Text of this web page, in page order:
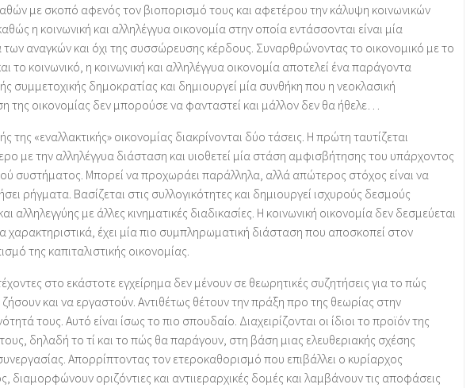
με σκοπό αφενός τον βιοπορισμό τους και αφετέρου την κάλυψη κοινωνικών
η κοινωνική και αλληλέγγυα οικονομία στην οποία εντάσσονται είναι μία
των αναγκών και όχι της συσσώρευσης κέρδους. Συναρθρώνοντας το οικονομικό με το
το κοινωνικό, η κοινωνική και αλληλέγγυα οικονομία αποτελεί ένα παράγοντα
συμμετοχικής δημοκρατίας και δημιουργεί μία συνθήκη που η νεοκλασική
της οικονομίας δεν μπορούσε να φανταστεί και μάλλον δεν θα ήθελε…
της «εναλλακτικής» οικονομίας διακρίνονται δύο τάσεις. Η πρώτη ταυτίζεται
με την αλληλέγγυα διάσταση και υιοθετεί μία στάση αμφισβήτησης του υπάρχοντος
συστήματος. Μπορεί να προχωράει παράλληλα, αλλά απώτερος στόχος είναι να
ρήγματα. Βασίζεται στις συλλογικότητες και δημιουργεί ισχυρούς δεσμούς
αλληλεγγύης με άλλες κινηματικές διαδικασίες. Η κοινωνική οικονομία δεν δεσμεύεται
χαρακτηριστικά, έχει μία πιο συμπληρωματική διάσταση που αποσκοπεί στον
της καπιταλιστικής οικονομίας.
στο εκάστοτε εγχείρημα δεν μένουν σε θεωρητικές συζητήσεις για το πώς
και να εργαστούν. Αντιθέτως θέτουν την πράξη προ της θεωρίας στην
τους. Αυτό είναι ίσως το πιο σπουδαίο. Διαχειρίζονται οι ίδιοι το προϊόν της
δηλαδή το τί και το πώς θα παράγουν, στη βάση μιας ελευθεριακής σχέσης
Απορρίπτοντας τον ετεροκαθορισμό που επιβάλλει ο κυρίαρχος
διαμορφώνουν οριζόντιες και αντιιεραρχικές δομές και λαμβάνουν τις αποφάσεις